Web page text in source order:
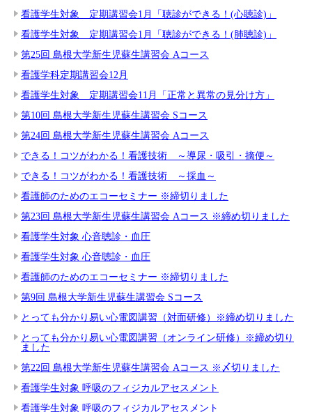
看護学生対象 定期講習会1月「聴診ができる！(心聴診)」
看護学生対象 定期講習会1月「聴診ができる！(肺聴診)」
第25回 島根大学新生児蘇生講習会 Aコース
看護学科定期講習会12月
看護学生対象 定期講習会11月「正常と異常の見分け方」
第10回 島根大学新生児蘇生講習会 Sコース
第24回 島根大学新生児蘇生講習会 Aコース
できる！コツがわかる！看護技術 ～導尿・吸引・摘便～
できる！コツがわかる！看護技術 ～採血～
看護師のためのエコーセミナー ※締切りました
第23回 島根大学新生児蘇生講習会 Aコース ※締め切りました
看護学生対象 心音聴診・血圧
看護学生対象 心音聴診・血圧
看護師のためのエコーセミナー ※締切りました
第9回 島根大学新生児蘇生講習会 Sコース
とっても分かり易い心電図講習（対面研修）※締め切りました
とっても分かり易い心電図講習（オンライン研修）※締め切り
ました
第22回 島根大学新生児蘇生講習会 Aコース ※〆切りました
看護学生対象 呼吸のフィジカルアセスメント
看護学生対象 呼吸のフィジカルアセスメント